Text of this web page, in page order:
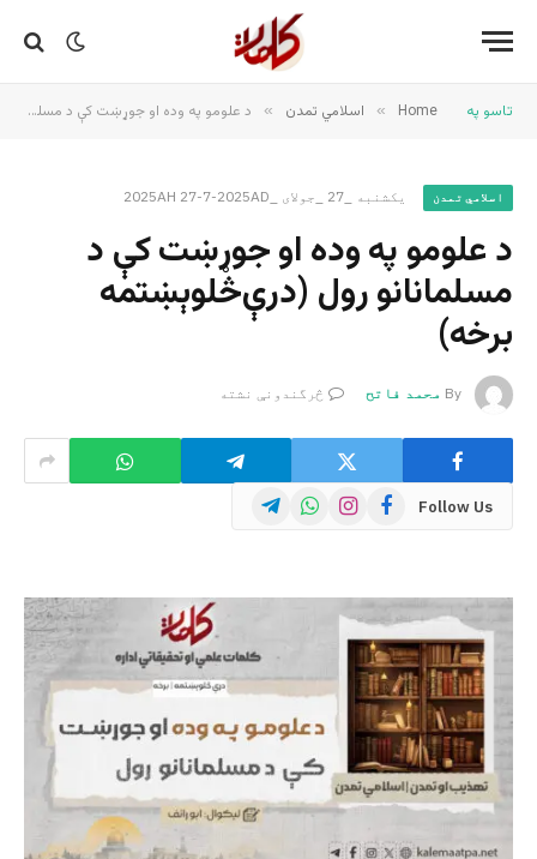
تاسو په Home
» اسلامي تمدن » د علومو په وده او جوړښت کې د مسلمانانو رول (درې‌څلوېښتمه برخه)
اسلامي تمدن یکشنبه _27 _جولای _2025AH 27-7-2025AD
د علومو په وده او جوړښت کې د
مسلمانانو رول (درې‌څلوېښتمه
برخه)
By محمد فاتح څرگندونې نشته
Follow Us
Facebook
Instagram
WhatsApp
Telegram